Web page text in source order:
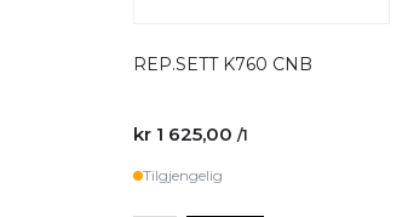
REP.SETT K760 CNB
kr 1 625,00 /1
Tilgjengelig